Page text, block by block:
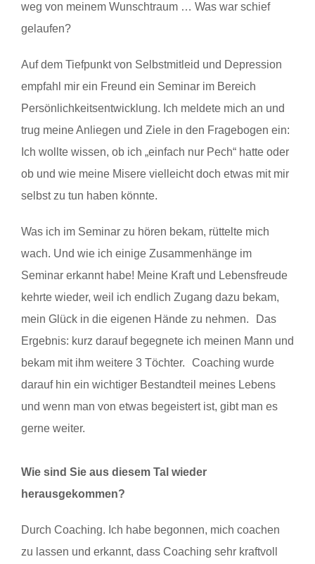
weg von meinem Wunschtraum … Was war schief
gelaufen?
Auf dem Tiefpunkt von Selbstmitleid und Depression
empfahl mir ein Freund ein Seminar im Bereich
Persönlichkeitsentwicklung. Ich meldete mich an und
trug meine Anliegen und Ziele in den Fragebogen ein:
Ich wollte wissen, ob ich „einfach nur Pech“ hatte oder
ob und wie meine Misere vielleicht doch etwas mit mir
selbst zu tun haben könnte.
Was ich im Seminar zu hören bekam, rüttelte mich
wach. Und wie ich einige Zusammenhänge im
Seminar erkannt habe! Meine Kraft und Lebensfreude
kehrte wieder, weil ich endlich Zugang dazu bekam,
mein Glück in die eigenen Hände zu nehmen. Das
Ergebnis: kurz darauf begegnete ich meinen Mann und
bekam mit ihm weitere 3 Töchter. Coaching wurde
darauf hin ein wichtiger Bestandteil meines Lebens
und wenn man von etwas begeistert ist, gibt man es
gerne weiter.
Wie sind Sie aus diesem Tal wieder
herausgekommen?
Durch Coaching. Ich habe begonnen, mich coachen
zu lassen und erkannt, dass Coaching sehr kraftvoll